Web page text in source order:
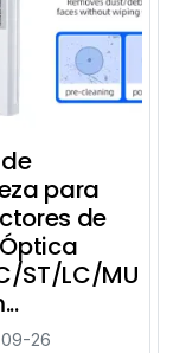
para
de
ST/LC/MU
26